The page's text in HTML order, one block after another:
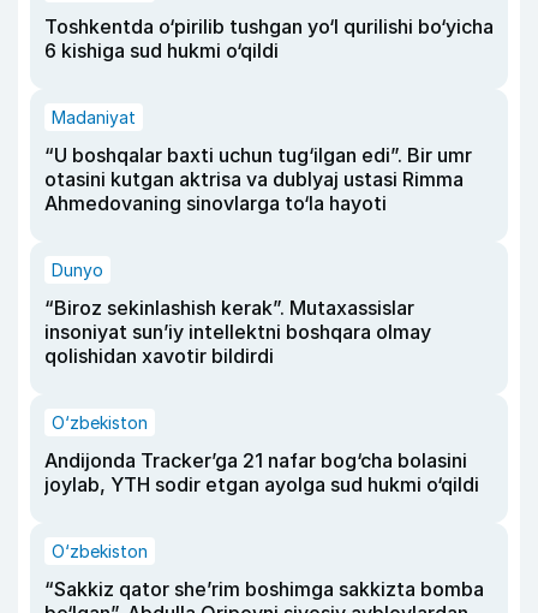
Toshkentda o‘pirilib tushgan yo‘l qurilishi bo‘yicha
6 kishiga sud hukmi o‘qildi
Madaniyat
“U boshqalar baxti uchun tug‘ilgan edi”. Bir umr
otasini kutgan aktrisa va dublyaj ustasi Rimma
Ahmedovaning sinovlarga to‘la hayoti
Dunyo
“Biroz sekinlashish kerak”. Mutaxassislar
insoniyat sun’iy intellektni boshqara olmay
qolishidan xavotir bildirdi
O‘zbekiston
Andijonda Tracker’ga 21 nafar bog‘cha bolasini
joylab, YTH sodir etgan ayolga sud hukmi o‘qildi
O‘zbekiston
“Sakkiz qator she’rim boshimga sakkizta bomba